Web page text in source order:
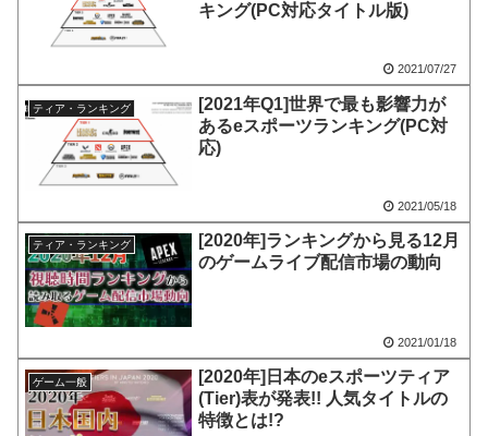
キング(PC対応タイトル版)
2021/07/27
ティア・ランキング
[2021年Q1]世界で最も影響力が
あるeスポーツランキング(PC対
応)
2021/05/18
ティア・ランキング
[2020年]ランキングから見る12月
のゲームライブ配信市場の動向
2021/01/18
ゲーム一般
[2020年]日本のeスポーツティア
(Tier)表が発表!! 人気タイトルの
特徴とは!?